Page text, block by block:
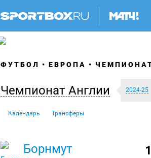
ФУТБОЛ ЕВРОПА
Чемпионат Англии 2024-25
Календарь Трансферы
Борнмут